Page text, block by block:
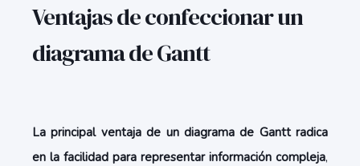
Ventajas de confeccionar un
diagrama de Gantt
La principal ventaja de un diagrama de Gantt radica
en la facilidad para representar información compleja,